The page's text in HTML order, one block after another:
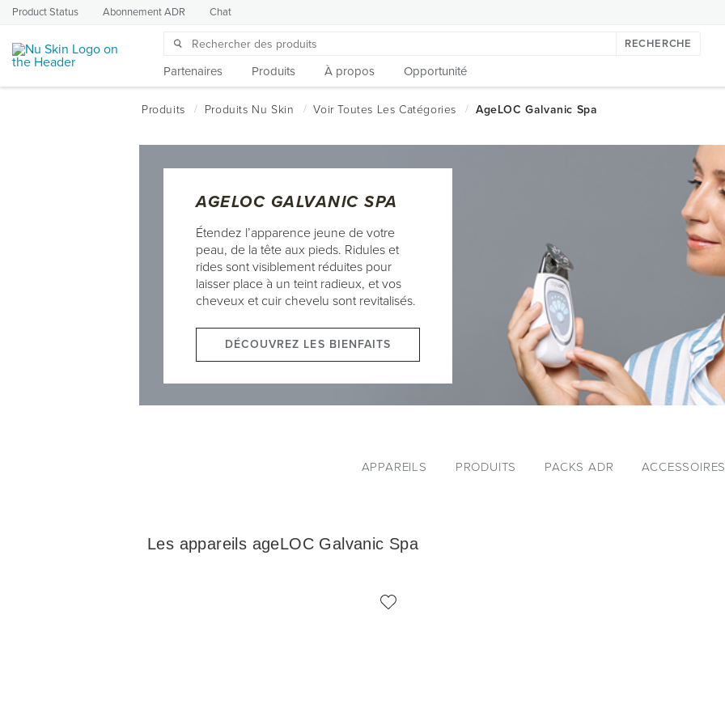
Product Status Abonnement ADR Chat
RECHERCHE
Partenaires Produits À propos Opportunité
AGELOC GALVANIC SPA
Étendez l’apparence jeune de votre
peau, de la tête aux pieds. Ridules et
rides sont visiblement réduites pour
laisser place à un teint radieux, et vos
cheveux et cuir chevelu sont revitalisés.
DÉCOUVREZ LES BIENFAITS
APPAREILS PRODUITS PACKS ADR
Les appareils ageLOC Galvanic Spa